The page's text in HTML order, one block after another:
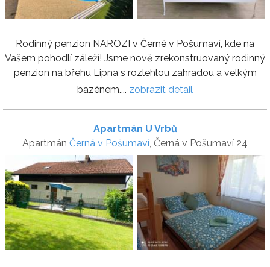
Rodinný penzion NAROZI v Černé v Pošumaví, kde na
Vašem pohodlí záleží! Jsme nově zrekonstruovaný rodinný
penzion na břehu Lipna s rozlehlou zahradou a velkým
bazénem.... zobrazit detail
Apartmán U Vrbů
Apartmán Černá v Pošumaví , Černá v Pošumaví 24